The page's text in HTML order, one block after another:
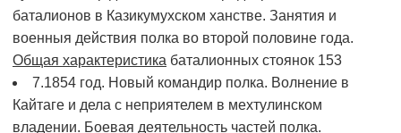
баталионов в Казикумухском ханстве. Занятия и
военныя действия полка во второй половине года.
Общая характеристика баталионных стоянок 153
7.1854 год. Новый командир полка. Волнение в
Кайтаге и дела с неприятелем в мехтулинском
владении. Боевая деятельность частей полка.